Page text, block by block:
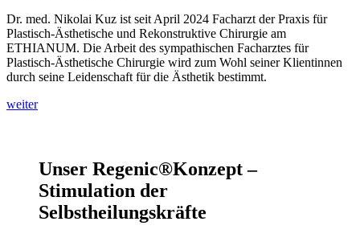
Dr. med. Nikolai Kuz ist seit April 2024 Facharzt der Praxis für
Plastisch-Ästhetische und Rekonstruktive Chirurgie am
ETHIANUM. Die Arbeit des sympathischen Facharztes für
Plastisch-Ästhetische Chirurgie wird zum Wohl seiner Klientinnen
durch seine Leidenschaft für die Ästhetik bestimmt.
weiter
Unser Regenic®Konzept –
Stimulation der
Selbstheilungskräfte